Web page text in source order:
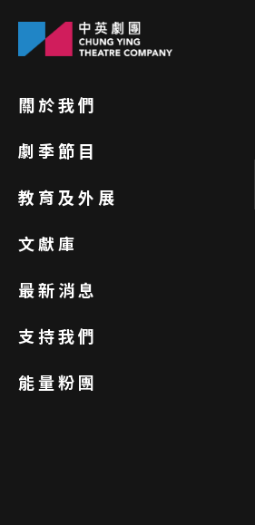
關於我們
劇季節目
教育及外展
文獻庫
最新消息
支持我們
能量粉團